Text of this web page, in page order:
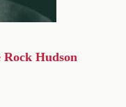
Hudson